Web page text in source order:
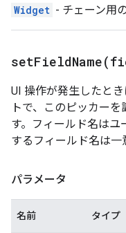
Widget - チェーン用
setFieldName(
UI 操作が発生したと
トで、このピッカー
す。フィールド名はユ
するフィールド名は一
パラメータ
名前 タイプ